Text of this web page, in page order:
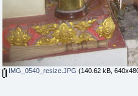
IMG_0540_resize.JPG (140.62 kB,